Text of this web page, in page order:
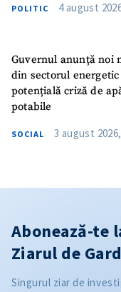
POLITIC 4 august
Guvernul anunță noi
din sectorul
potențială criză de
potabile
SOCIAL 3 august
Abonează-te
Ziarul de
Singurul ziar de